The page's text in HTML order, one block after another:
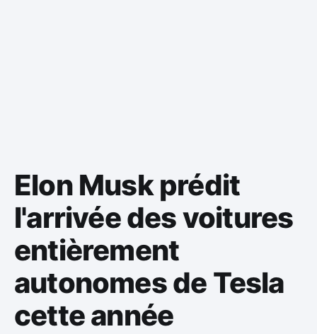
Elon Musk prédit
l'arrivée des voitures
entièrement
autonomes de Tesla
cette année